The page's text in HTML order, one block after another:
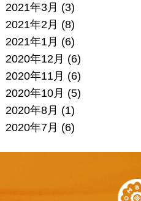
2021年3月 (3)
2021年2月 (8)
2021年1月 (6)
2020年12月 (6)
2020年11月 (6)
2020年10月 (5)
2020年8月 (1)
2020年7月 (6)